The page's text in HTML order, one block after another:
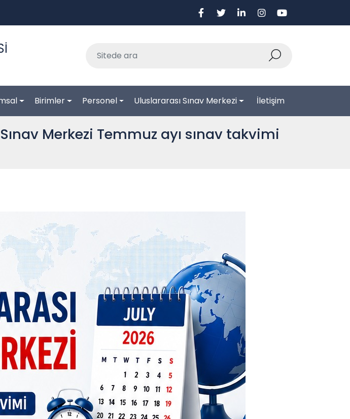
Birimler Personel Uluslararası Sınav Merkezi İletişim
Merkezi Temmuz ayı sınav takvimi